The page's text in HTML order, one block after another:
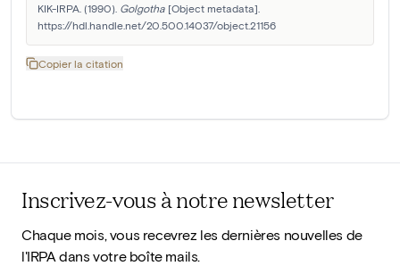
KIK-IRPA. (1990). Golgotha [Object metadata].
https://hdl.handle.net/20.500.14037/object.21156
Copier la citation
Inscrivez-vous à notre newsletter
Chaque mois, vous recevrez les dernières nouvelles de
l'IRPA dans votre boîte mails.